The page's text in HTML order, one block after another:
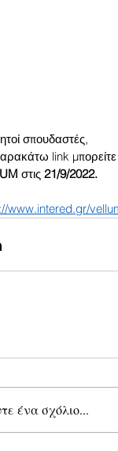
σπουδαστές,
link μπορείτε
στις 21/9/2022.
www.intered.gr/
ένα σχόλιο...